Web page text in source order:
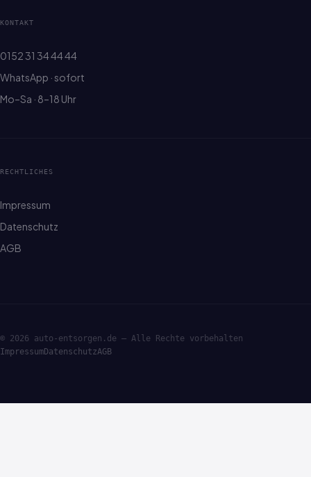
KONTAKT
0152 31 34 44 44
WhatsApp · sofort
Mo–Sa · 8–18 Uhr
RECHTLICHES
Impressum
Datenschutz
AGB
© 2026 auto-entsorgen.de — Alle Rechte vorbehalten
ImpressumDatenschutzAGB